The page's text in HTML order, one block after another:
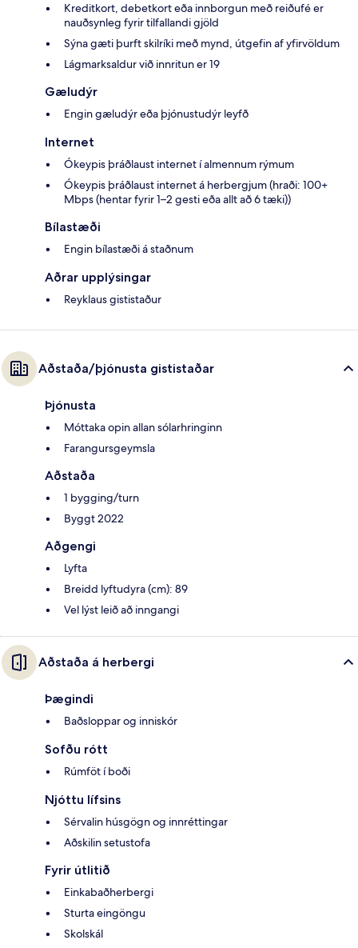
Kreditkort, debetkort eða innborgun með reiðufé er
nauðsynleg fyrir tilfallandi gjöld
Sýna gæti þurft skilríki með mynd, útgefin af yfirvöldum
Lágmarksaldur við innritun er 19
Gæludýr
Engin gæludýr eða þjónustudýr leyfð
Internet
Ókeypis þráðlaust internet í almennum rýmum
Ókeypis þráðlaust internet á herbergjum (hraði: 100+
Mbps (hentar fyrir 1–2 gesti eða allt að 6 tæki))
Bílastæði
Engin bílastæði á staðnum
Aðrar upplýsingar
Reyklaus gististaður
Aðstaða/þjónusta gististaðar
Þjónusta
Móttaka opin allan sólarhringinn
Farangursgeymsla
Aðstaða
1 bygging/turn
Byggt 2022
Aðgengi
Lyfta
Breidd lyftudyra (cm): 89
Vel lýst leið að inngangi
Aðstaða á herbergi
Þægindi
Baðsloppar og inniskór
Sofðu rótt
Rúmföt í boði
Njóttu lífsins
Sérvalin húsgögn og innréttingar
Aðskilin setustofa
Fyrir útlitið
Einkabaðherbergi
Sturta eingöngu
Skolskál